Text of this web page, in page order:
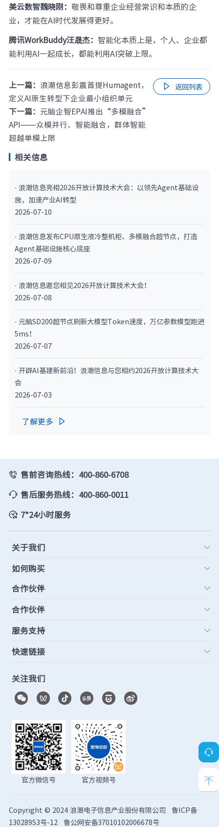
美云数智魏晓刚： 敬畏和尊重企业经营常识和本质的企
业，才能在AI时代发展得更好。
腾讯WorkBuddy汪晟杰： 智能化本质上是，个人、企业都
能利用AI一起成长，都能利用AI突破上限。
上一篇： 浪潮信息彭震首提Humagent，
定义AI原生转型下企业最小组织单元
下一篇： 元脑企智EPAI推出“多模融合”
API——众模并行、智能融合，群体智能
超越单模上限
 返回列表
相关信息
· 浪潮信息亮相2026开放计算技术大会：以领先Agent基础设
施，加速产业AI转型
2026-07-10
· 浪潮信息发布CPU原生液冷整机柜、多模融合超节点，打造
Agent基础设施核心底座
2026-07-09
· 浪潮信息邀您相见2026开放计算技术大会！
2026-07-08
· 元脑SD200超节点刷新大模型Token速度，万亿参数模型跑进
5ms！
2026-07-07
· 开辟AI基建新前沿！浪潮信息与您相约2026开放计算技术大
会
2026-07-03
了解更多 
售前咨询热线：400-860-6708
售后服务热线：400-860-0011
7*24小时服务
关于我们
如何购买
合作伙伴
合作伙伴
服务支持
快速链接
关注我们
官方微信号 官方视频号
Copyright © 2024 浪潮电子信息产业股份有限公司 鲁ICP备
13028953号-12 鲁公网安备37010102006678号